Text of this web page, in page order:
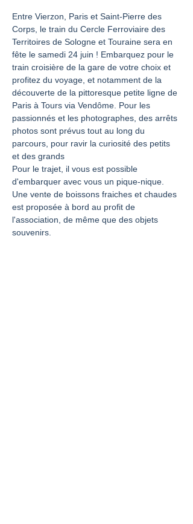
Entre Vierzon, Paris et Saint-Pierre des
Corps, le train du Cercle Ferroviaire des
Territoires de Sologne et Touraine sera en
fête le samedi 24 juin ! Embarquez pour le
train croisière de la gare de votre choix et
profitez du voyage, et notamment de la
découverte de la pittoresque petite ligne de
Paris à Tours via Vendôme. Pour les
passionnés et les photographes, des arrêts
photos sont prévus tout au long du
parcours, pour ravir la curiosité des petits
et des grands
Pour le trajet, il vous est possible
d'embarquer avec vous un pique-nique.
Une vente de boissons fraiches et chaudes
est proposée à bord au profit de
l'association, de même que des objets
souvenirs.